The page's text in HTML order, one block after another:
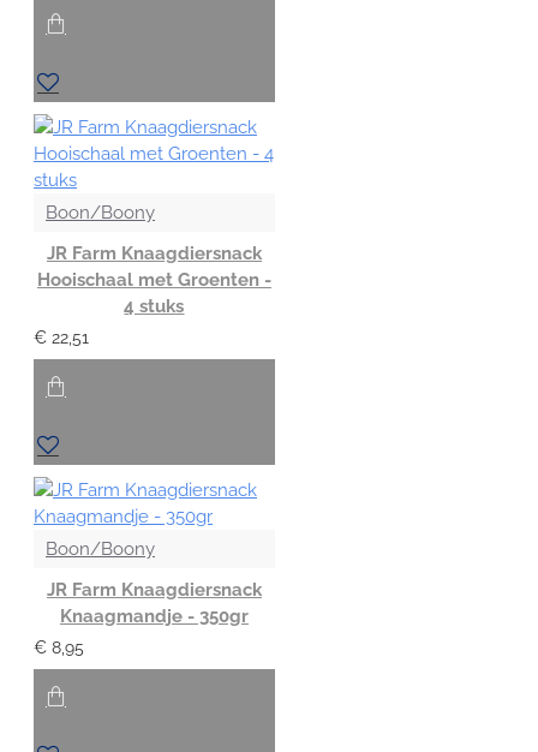
Boon/Boony
JR Farm Knaagdiersnack
Hooischaal met Groenten -
4 stuks
€ 22,51
Boon/Boony
JR Farm Knaagdiersnack
Knaagmandje - 350gr
€ 8,95